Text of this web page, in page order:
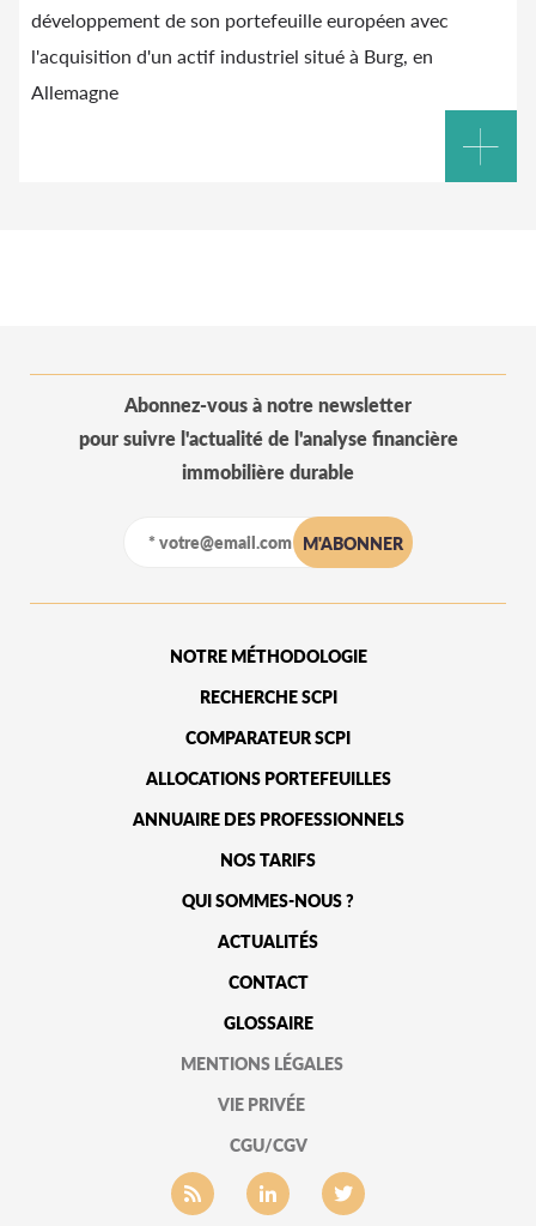
développement de son portefeuille européen avec
l'acquisition d'un actif industriel situé à Burg, en
Allemagne
Abonnez-vous à notre newsletter
pour suivre l'actualité de l'analyse financière
immobilière durable
NOTRE MÉTHODOLOGIE
RECHERCHE SCPI
COMPARATEUR SCPI
ALLOCATIONS PORTEFEUILLES
ANNUAIRE DES PROFESSIONNELS
NOS TARIFS
QUI SOMMES-NOUS ?
ACTUALITÉS
CONTACT
GLOSSAIRE
MENTIONS LÉGALES
VIE PRIVÉE
CGU/CGV